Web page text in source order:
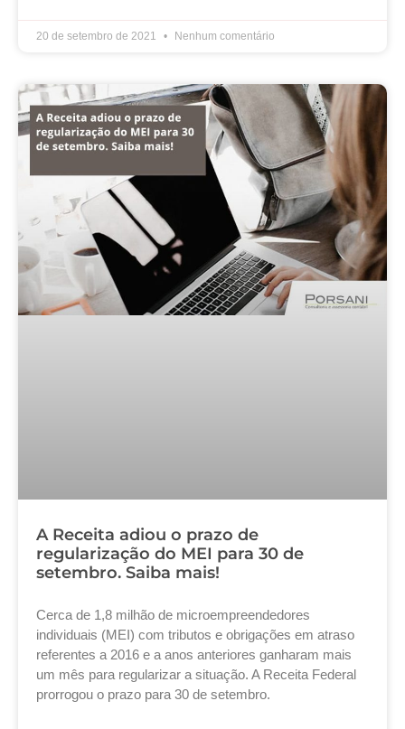
20 de setembro de 2021 Nenhum comentário
A Receita adiou o prazo de
regularização do MEI para 30 de
setembro. Saiba mais!
Cerca de 1,8 milhão de microempreendedores
individuais (MEI) com tributos e obrigações em atraso
referentes a 2016 e a anos anteriores ganharam mais
um mês para regularizar a situação. A Receita Federal
prorrogou o prazo para 30 de setembro.